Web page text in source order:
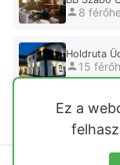
8
Holdruta
15
Kisház
13
Ez a